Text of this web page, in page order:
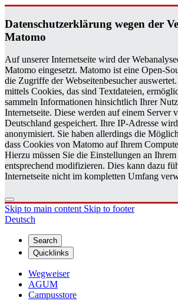
Daten­schutzerklärung wegen der
Matomo
Auf unserer Internetseite wird der
Matomo eingesetzt. Matomo ist eine Open-
die Zugriffe der Webseitenbesucher
mittels Cookies, das sind Textdateien,
sammeln Informationen hinsichtlich Ihrer
Internetseite. Diese werden auf einem Server
Deutschland gespeichert. Ihre IP-Adresse
anonymisiert. Sie haben allerdings die
dass Cookies von Matomo auf Ihrem
Hierzu müssen Sie die Einstellungen an
entsprechend modifizieren. Dies kann dazu
Internetseite nicht im kompletten Umfang
Skip to main content Skip to footer
Deutsch
Search
Quicklinks
Wegweiser
AGUM
Campusstore